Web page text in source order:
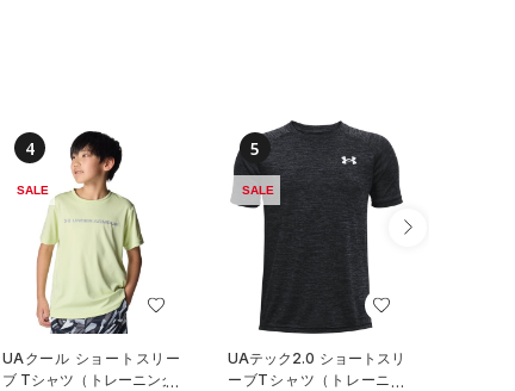
4
SALE
UAクール ショートスリー
ブ Tシャツ（トレーニング/
5
SALE
UAテック2.0 ショートスリ
ーブTシャツ（トレーニン